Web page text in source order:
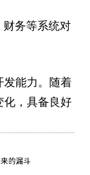
财务等系统对
发能力。随着
化，具备良好